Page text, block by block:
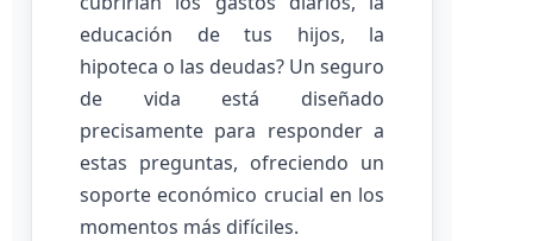
educación de tus hijos, la
hipoteca o las deudas? Un seguro
de vida está diseñado
precisamente para responder a
estas preguntas, ofreciendo un
soporte económico crucial en los
momentos más difíciles.